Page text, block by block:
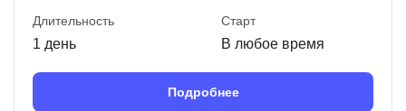
Длительность
1 день
Старт
В любое время
Подробнее